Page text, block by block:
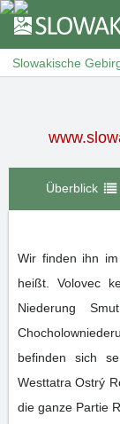
Slowakische
Überblick
Wir finden ihn
heißt. Volovec
Niederung
befinden sich
Westtatra Ostrý
die ganze Partie